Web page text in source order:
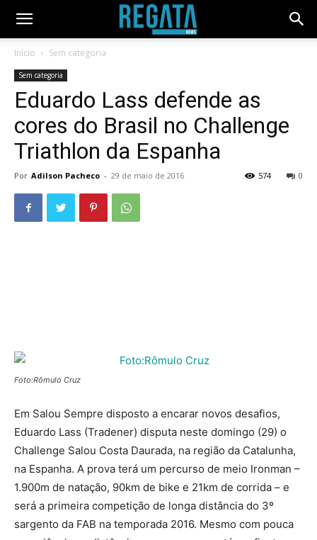
Início Sem categoria
Sem categoria
Eduardo Lass defende as
cores do Brasil no Challenge
Triathlon da Espanha
Por Adilson Pacheco - 29 de maio de 2016 0
574
Foto:Rômulo Cruz
Em Salou Sempre disposto a encarar novos desafios,
Eduardo Lass (Tradener) disputa neste domingo (29) o
Challenge Salou Costa Daurada, na região da Catalunha,
na Espanha. A prova terá um percurso de meio Ironman –
1.900m de natação, 90km de bike e 21km de corrida – e
será a primeira competição de longa distância do 3º
sargento da FAB na temporada 2016. Mesmo com pouca